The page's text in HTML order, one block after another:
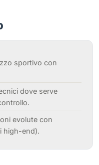
sportivo con
dove serve
evolute con
high-end).